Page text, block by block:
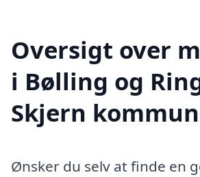
Oversigt over
i Bølling og
Skjern
Ønsker du selv at finde en